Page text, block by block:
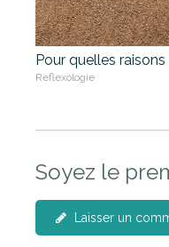
Pour quelles
Reflexologie
Soyez le
Laisser un